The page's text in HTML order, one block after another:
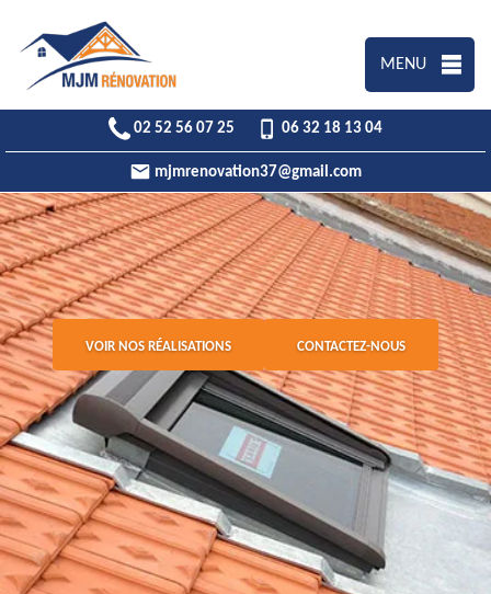
MENU
02 52 56 07 25 06 32 18 13 04
mjmrenovation37@gmail.com
VOIR NOS RÉALISATIONS CONTACTEZ-NOUS